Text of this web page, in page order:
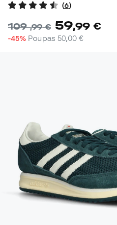
(6)
109,99 € 59,99 €
-45% Poupas 50,00 €